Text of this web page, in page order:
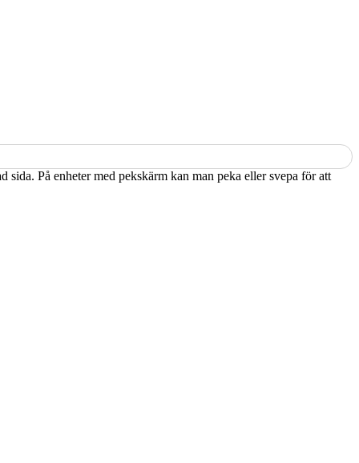
På enheter med pekskärm kan man peka eller svepa för att